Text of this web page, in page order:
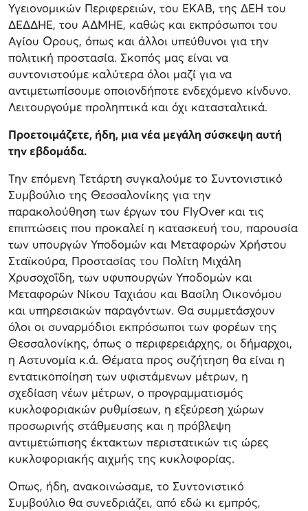
Υγειονομικών Περιφερειών, του ΕΚΑΒ, της ΔΕΗ του
ΔΕΔΔΗΕ, του ΑΔΜΗΕ, καθώς και εκπρόσωποι του
Αγίου Ορους, όπως και άλλοι υπεύθυνοι για την
πολιτική προστασία. Σκοπός μας είναι να
συντονιστούμε καλύτερα όλοι μαζί για να
αντιμετωπίσουμε οποιονδήποτε ενδεχόμενο κίνδυνο.
Λειτουργούμε προληπτικά και όχι κατασταλτικά.
Προετοιμάζετε, ήδη, μια νέα μεγάλη σύσκεψη αυτή
την εβδομάδα.
Την επόμενη Τετάρτη συγκαλούμε το Συντονιστικό
Συμβούλιο της Θεσσαλονίκης για την
παρακολούθηση των έργων του FlyOver και τις
επιπτώσεις που προκαλεί η κατασκευή του, παρουσία
των υπουργών Υποδομών και Μεταφορών Χρήστου
Σταϊκούρα, Προστασίας του Πολίτη Μιχάλη
Χρυσοχοΐδη, των υφυπουργών Υποδομών και
Μεταφορών Νίκου Ταχιάου και Βασίλη Οικονόμου
και υπηρεσιακών παραγόντων. Θα συμμετάσχουν
όλοι οι συναρμόδιοι εκπρόσωποι των φορέων της
Θεσσαλονίκης, όπως ο περιφερειάρχης, οι δήμαρχοι,
η Αστυνομία κ.ά. Θέματα προς συζήτηση θα είναι η
εντατικοποίηση των υφιστάμενων μέτρων, η
σχεδίαση νέων μέτρων, ο προγραμματισμός
κυκλοφοριακών ρυθμίσεων, η εξεύρεση χώρων
προσωρινής στάθμευσης και η πρόβλεψη
αντιμετώπισης έκτακτων περιστατικών τις ώρες
κυκλοφοριακής αιχμής της κυκλοφορίας.
Οπως, ήδη, ανακοινώσαμε, το Συντονιστικό
Συμβούλιο θα συνεδριάζει, από εδώ κι εμπρός,